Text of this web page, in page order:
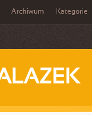
Archiwum Kategorie